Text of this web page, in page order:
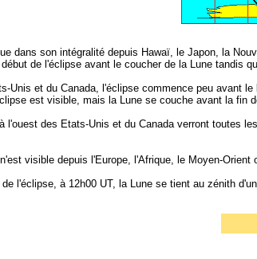
dans son intégralité depuis Hawaï, le Japon, la
de l'éclipse avant le coucher de la Lune tandis
Unis et du Canada, l'éclipse commence peu avant
est visible, mais la Lune se couche avant la fin
l'ouest des Etats-Unis et du Canada verront toutes
visible depuis l'Europe, l'Afrique, le Moyen-Orient
l'éclipse, à 12h00 UT, la Lune se tient au zénith